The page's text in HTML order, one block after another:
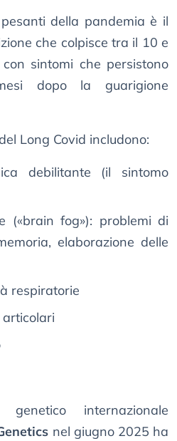
della pandemia è il
che colpisce tra il 10 e
sintomi che persistono
dopo la guarigione
Long Covid includono:
debilitante (il sintomo
(«brain fog»): problemi di
elaborazione delle
respiratorie
internazionale
nel giugno 2025 ha